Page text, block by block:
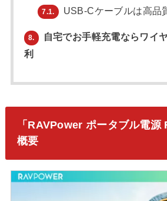
7.1. USB-Cケーブルは高品
8.
自宅でお手軽充電ならワイ
利
「RAVPower ポータブル電源
概要